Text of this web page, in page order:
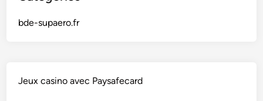
bde-supaero.fr
Jeux casino avec Paysafecard